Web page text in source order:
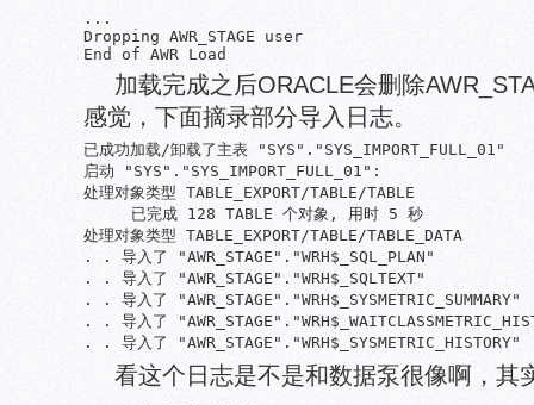
...
Dropping AWR_STAGE user
End of AWR Load
加载完成之后ORACLE会删除
感觉，下面摘录部分导入日志。
已成功加载/卸载了主表 "SYS"."SYS_IMPORT_FULL_01"
启动 "SYS"."SYS_IMPORT_FULL_01":
处理对象类型 TABLE_EXPORT/TABLE/TABLE
     已完成 128 TABLE 个对象, 用时 5 秒
处理对象类型 TABLE_EXPORT/TABLE/TABLE_DATA
. . 导入了 "AWR_STAGE"."WRH$_SQL_PLAN"
. . 导入了 "AWR_STAGE"."WRH$_SQLTEXT"
. . 导入了
. . 导入了
. . 导入了
看这个日志是不是和数据泵很像啊，其